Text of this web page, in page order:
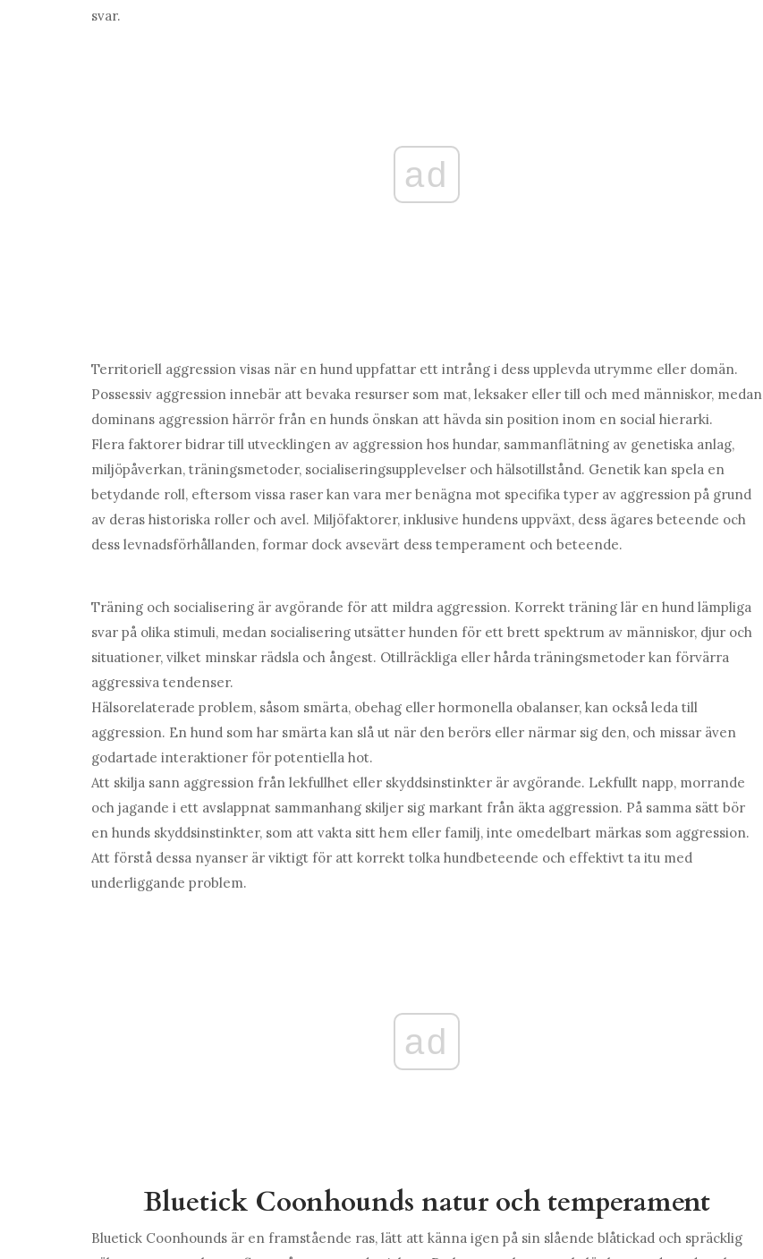
svar.
ad
Territoriell aggression visas när en hund uppfattar ett intrång i dess upplevda utrymme eller domän.
Possessiv aggression innebär att bevaka resurser som mat, leksaker eller till och med människor, medan
dominans aggression härrör från en hunds önskan att hävda sin position inom en social hierarki.
Flera faktorer bidrar till utvecklingen av aggression hos hundar, sammanflätning av genetiska anlag,
miljöpåverkan, träningsmetoder, socialiseringsupplevelser och hälsotillstånd. Genetik kan spela en
betydande roll, eftersom vissa raser kan vara mer benägna mot specifika typer av aggression på grund
av deras historiska roller och avel. Miljöfaktorer, inklusive hundens uppväxt, dess ägares beteende och
dess levnadsförhållanden, formar dock avsevärt dess temperament och beteende.
Träning och socialisering är avgörande för att mildra aggression. Korrekt träning lär en hund lämpliga
svar på olika stimuli, medan socialisering utsätter hunden för ett brett spektrum av människor, djur och
situationer, vilket minskar rädsla och ångest. Otillräckliga eller hårda träningsmetoder kan förvärra
aggressiva tendenser.
Hälsorelaterade problem, såsom smärta, obehag eller hormonella obalanser, kan också leda till
aggression. En hund som har smärta kan slå ut när den berörs eller närmar sig den, och missar även
godartade interaktioner för potentiella hot.
Att skilja sann aggression från lekfullhet eller skyddsinstinkter är avgörande. Lekfullt napp, morrande
och jagande i ett avslappnat sammanhang skiljer sig markant från äkta aggression. På samma sätt bör
en hunds skyddsinstinkter, som att vakta sitt hem eller familj, inte omedelbart märkas som aggression.
Att förstå dessa nyanser är viktigt för att korrekt tolka hundbeteende och effektivt ta itu med
underliggande problem.
ad
Bluetick Coonhounds natur och temperament
Bluetick Coonhounds är en framstående ras, lätt att känna igen på sin slående blåtickad och spräcklig